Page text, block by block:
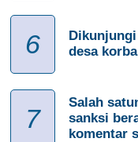
6
desa
7
Salah
sanksi
komentar